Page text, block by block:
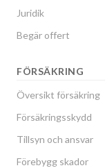
Juridik
Begär offert
FÖRSÄKRING
Översikt försäkring
Försäkringsskydd
Tillsyn och ansvar
Förebygg skador